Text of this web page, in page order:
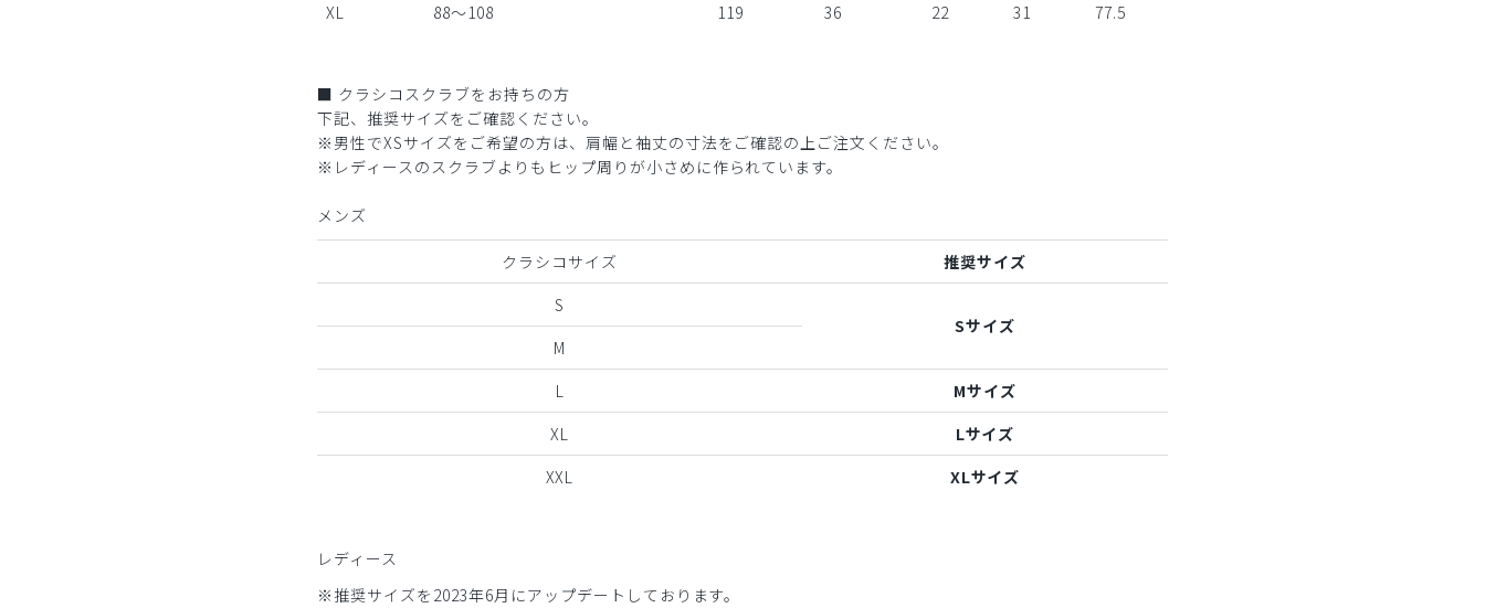
XL
88～108 119 36 22 31 77.5
■ クラシコスクラブをお持ちの方
下記、推奨サイズをご確認ください。
※男性でXSサイズをご希望の方は、肩幅と袖丈の寸法をご確認の上ご注文ください。
※レディースのスクラブよりもヒップ周りが小さめに作られています。
メンズ
クラシコサイズ
推奨サイズ
S
Sサイズ
M
L
Mサイズ
XL
Lサイズ
XXL
XLサイズ
レディース
※推奨サイズを2023年6月にアップデートしております。